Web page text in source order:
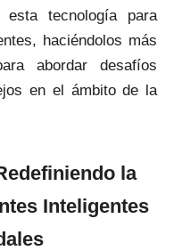
tecnología para
haciéndolos más
abordar desafíos
en el ámbito de la
la
Inteligentes